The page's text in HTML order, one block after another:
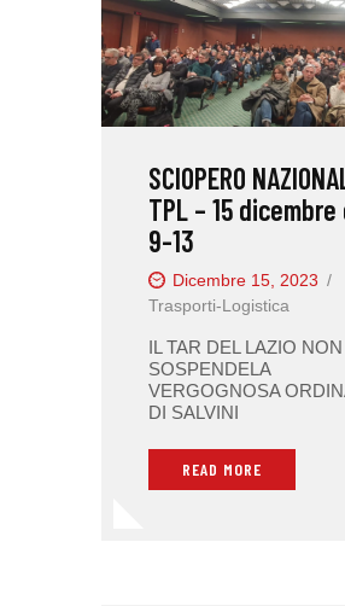
SCIOPERO
TPL – 15 dicembre
9-13
Dicembre 15, 2023
Trasporti-Logistica
IL TAR DEL LAZIO NON
SOSPENDELA
VERGOGNOSA
DI SALVINI
READ MORE